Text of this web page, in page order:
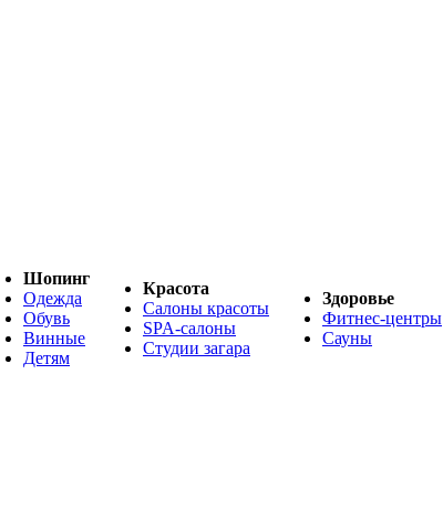
Шопинг
Одежда
Обувь
Винные
Детям
Красота
Салоны красоты
SPA-салоны
Студии загара
Здоровье
Фитнес-центры
Сауны